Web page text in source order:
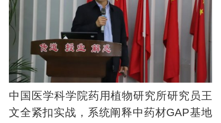
中国医学科学院药用植物研究所研究员王
文全紧扣实战，系统阐释中药材GAP基地